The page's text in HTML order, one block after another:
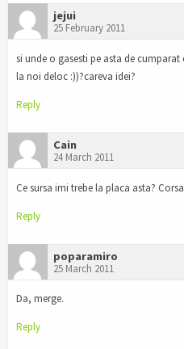
jejui
25 February 2011
si unde o gasesti pe asta de
la noi deloc :))?careva idei?
Reply
Cain
24 March 2011
Ce sursa imi trebe la placa asta?
Reply
poparamiro
25 March 2011
Da, merge.
Reply